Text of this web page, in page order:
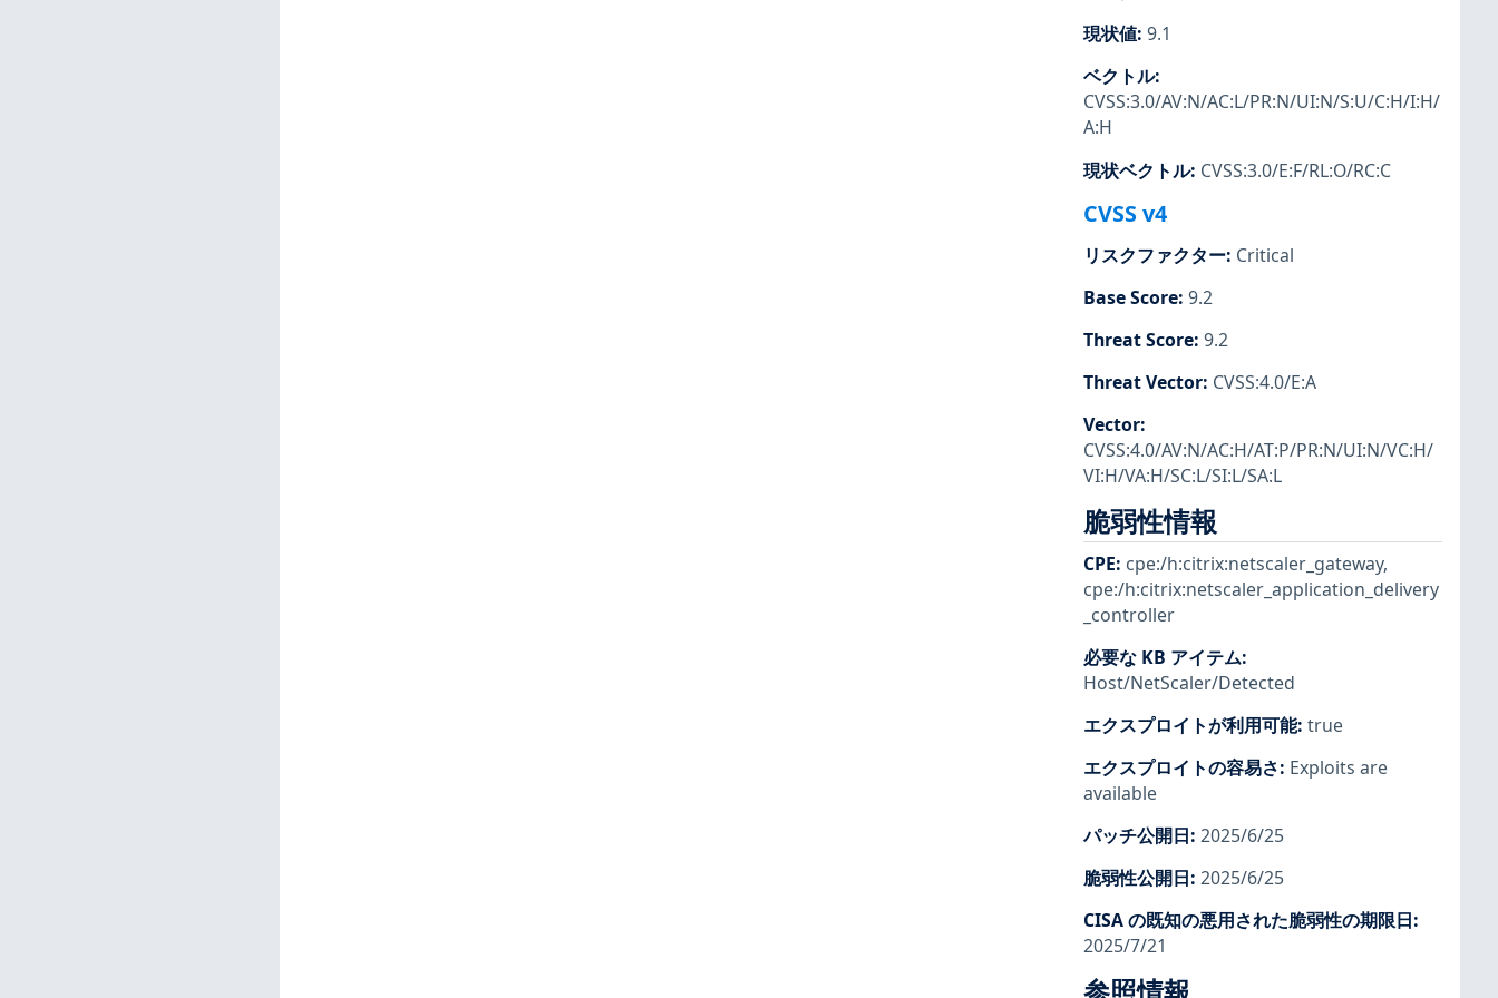
現状値: 9.1
ベクトル:
CVSS:3.0/AV:N/AC:L/PR:N/UI:N/S:U/C:H/I:H/
A:H
現状ベクトル: CVSS:3.0/E:F/RL:O/RC:C
CVSS v4
リスクファクター: Critical
Base Score: 9.2
Threat Score: 9.2
Threat Vector: CVSS:4.0/E:A
Vector:
CVSS:4.0/AV:N/AC:H/AT:P/PR:N/UI:N/VC:H/
VI:H/VA:H/SC:L/SI:L/SA:L
脆弱性情報
CPE: cpe:/h:citrix:netscaler_gateway,
cpe:/h:citrix:netscaler_application_delivery
_controller
必要な KB アイテム:
Host/NetScaler/Detected
エクスプロイトが利用可能: true
エクスプロイトの容易さ: Exploits are
available
パッチ公開日: 2025/6/25
脆弱性公開日: 2025/6/25
CISA の既知の悪用された脆弱性の期限日:
2025/7/21